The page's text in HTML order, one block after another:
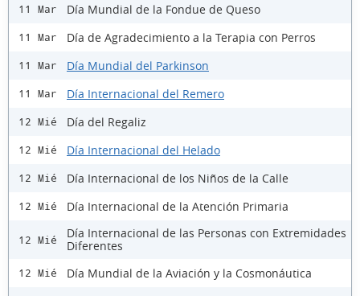
11 Mar Día Mundial de la Fondue de Queso
11 Mar Día de Agradecimiento a la Terapia con Perros
11 Mar Día Mundial del Parkinson
11 Mar Día Internacional del Remero
12 Mié Día del Regaliz
12 Mié Día Internacional del Helado
12 Mié Día Internacional de los Niños de la Calle
12 Mié Día Internacional de la Atención Primaria
12 Mié
Día Internacional de las Personas con Extremidades
Diferentes
12 Mié Día Mundial de la Aviación y la Cosmonáutica